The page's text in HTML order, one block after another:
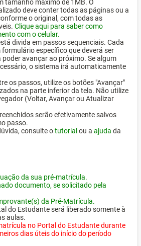
tamanho máximo de 1MB. O
deve conter todas as páginas ou a
o original, com todas as
Clique aqui para saber como
com o celular.
divida em passos sequenciais. Cada
específico que deverá ser
avançar ao próximo. Se algum
o sistema irá automaticamente
os passos, utilize os botões "Avançar"
na parte inferior da tela. Não utilize
(Voltar, Avançar ou Atualizar
serão efetivamente salvos
passo.
consulte otutorial ou a ajuda da
da sua pré-matrícula.
documento, se solicitado pela
da Pré-Matrícula.
do Estudante será liberado somente à
aulas.
no Portal do Estudante durante
dias úteis do início do período